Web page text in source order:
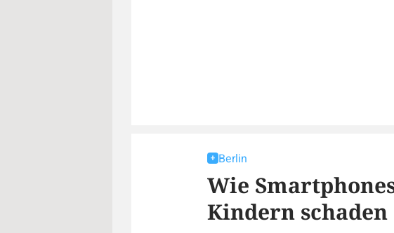
Berlin
Wie
Kindern schaden